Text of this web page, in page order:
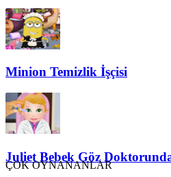
Minion Temizlik İşçisi
Juliet Bebek Göz
ÇOK OYNANANLAR